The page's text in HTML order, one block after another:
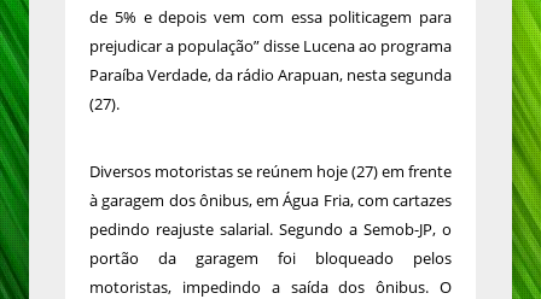
de 5% e depois vem com essa politicagem para
prejudicar a população” disse Lucena ao programa
Paraíba Verdade, da rádio Arapuan, nesta segunda
(27).
Diversos motoristas se reúnem hoje (27) em frente
à garagem dos ônibus, em Água Fria, com cartazes
pedindo reajuste salarial. Segundo a Semob-JP, o
portão da garagem foi bloqueado pelos
motoristas, impedindo a saída dos ônibus. O